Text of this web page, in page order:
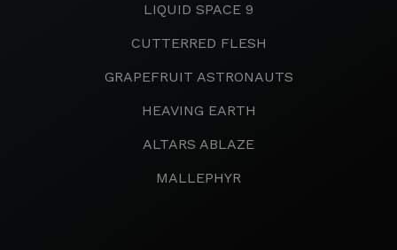
LIQUID SPACE 9
CUTTERRED FLESH
GRAPEFRUIT ASTRONAUTS
HEAVING EARTH
ALTARS ABLAZE
MALLEPHYR